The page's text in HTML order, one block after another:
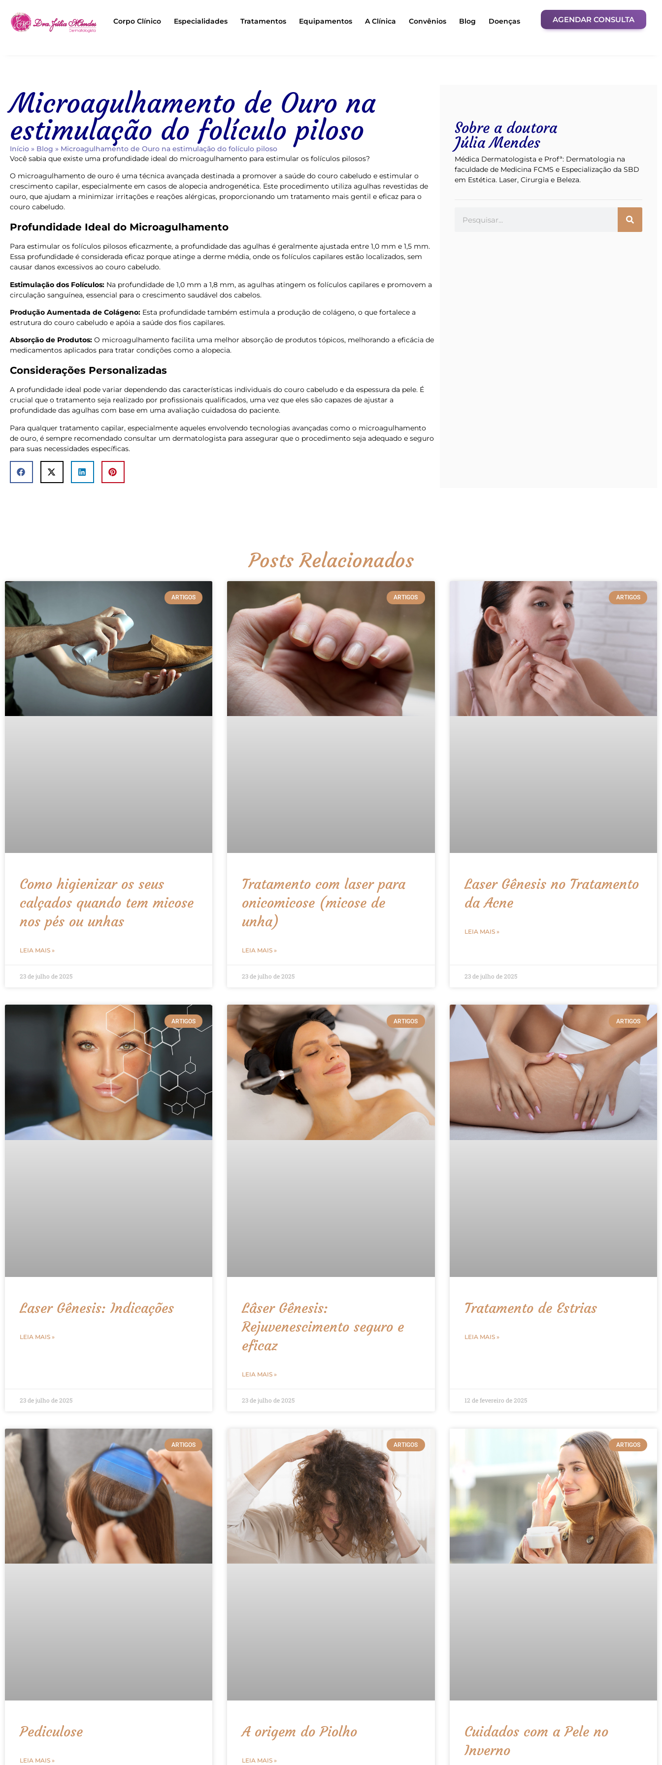
Corpo Clínico Especialidades Tratamentos Equipamentos A Clínica Convênios Blog Doenças AGENDAR CONSULTA
Microagulhamento de Ouro na
estimulação do folículo piloso
Início » Blog » Microagulhamento de Ouro na estimulação do folículo piloso
Você sabia que existe uma profundidade ideal do microagulhamento para estimular os folículos pilosos?
O microagulhamento de ouro é uma técnica avançada destinada a promover a saúde do couro cabeludo e estimular o
crescimento capilar, especialmente em casos de alopecia androgenética. Este procedimento utiliza agulhas revestidas de
ouro, que ajudam a minimizar irritações e reações alérgicas, proporcionando um tratamento mais gentil e eficaz para o
couro cabeludo.
Profundidade Ideal do Microagulhamento
Para estimular os folículos pilosos eficazmente, a profundidade das agulhas é geralmente ajustada entre 1,0 mm e 1,5 mm.
Essa profundidade é considerada eficaz porque atinge a derme média, onde os folículos capilares estão localizados, sem
causar danos excessivos ao couro cabeludo.
Estimulação dos Folículos: Na profundidade de 1,0 mm a 1,8 mm, as agulhas atingem os folículos capilares e promovem a
circulação sanguínea, essencial para o crescimento saudável dos cabelos.
Produção Aumentada de Colágeno: Esta profundidade também estimula a produção de colágeno, o que fortalece a
estrutura do couro cabeludo e apóia a saúde dos fios capilares.
Absorção de Produtos: O microagulhamento facilita uma melhor absorção de produtos tópicos, melhorando a eficácia de
medicamentos aplicados para tratar condições como a alopecia.
Considerações Personalizadas
A profundidade ideal pode variar dependendo das características individuais do couro cabeludo e da espessura da pele. É
crucial que o tratamento seja realizado por profissionais qualificados, uma vez que eles são capazes de ajustar a
profundidade das agulhas com base em uma avaliação cuidadosa do paciente.
Para qualquer tratamento capilar, especialmente aqueles envolvendo tecnologias avançadas como o microagulhamento
de ouro, é sempre recomendado consultar um dermatologista para assegurar que o procedimento seja adequado e seguro
para suas necessidades específicas.
Sobre a doutora
Júlia Mendes
Médica Dermatologista e Profª: Dermatologia na
faculdade de Medicina FCMS e Especialização da SBD
em Estética. Laser, Cirurgia e Beleza.
Posts Relacionados
ARTIGOS
Como higienizar os seus
calçados quando tem micose
nos pés ou unhas
LEIA MAIS »
23 de julho de 2025
ARTIGOS
Tratamento com laser para
onicomicose (micose de
unha)
LEIA MAIS »
23 de julho de 2025
ARTIGOS
Laser Gênesis no Tratamento
da Acne
LEIA MAIS »
23 de julho de 2025
ARTIGOS
Laser Gênesis: Indicações
LEIA MAIS »
23 de julho de 2025
ARTIGOS
Lâser Gênesis:
Rejuvenescimento seguro e
eficaz
LEIA MAIS »
23 de julho de 2025
ARTIGOS
Tratamento de Estrias
LEIA MAIS »
12 de fevereiro de 2025
ARTIGOS
Pediculose
LEIA MAIS »
ARTIGOS
A origem do Piolho
LEIA MAIS »
ARTIGOS
Cuidados com a Pele no
Inverno